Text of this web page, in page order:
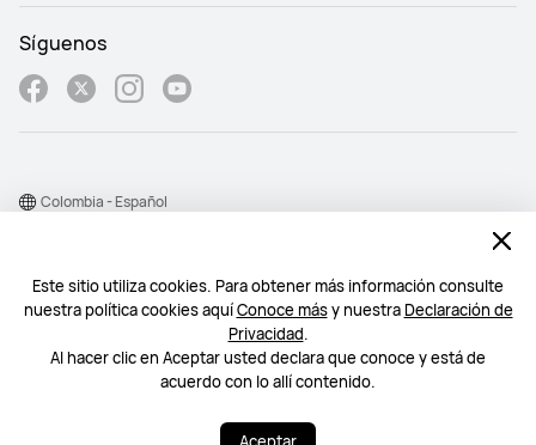
Este sitio utiliza cookies. Para obtener más información consulte
nuestra política cookies aquíConoce másy nuestraDeclaración de
Privacidad.
Al hacer clic en Aceptar usted declara que conoce y está de
acuerdo con lo allí contenido.
Síguenos
©2026 Huawei Device Co., Ltd. Todos los derechos reservados.
Condiciones de uso
Colombia - Español